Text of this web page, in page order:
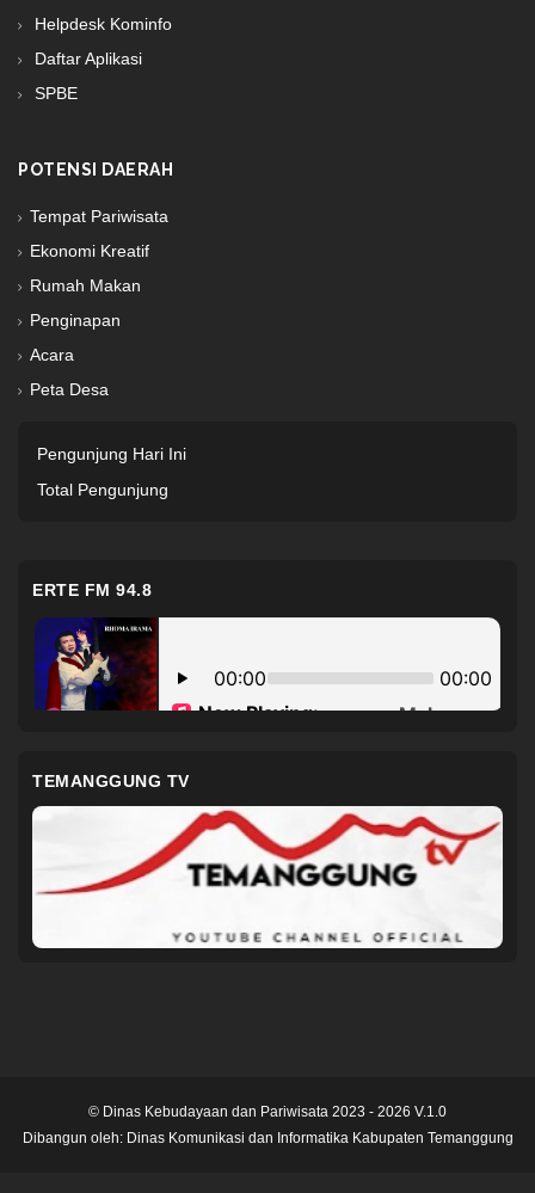
Helpdesk Kominfo
Daftar Aplikasi
SPBE
POTENSI DAERAH
Tempat Pariwisata
Ekonomi Kreatif
Rumah Makan
Penginapan
Acara
Peta Desa
Pengunjung Hari Ini
Total Pengunjung
ERTE FM 94.8
TEMANGGUNG TV
© Dinas Kebudayaan dan Pariwisata 2023 - 2026 V.1.0
Dibangun oleh: Dinas Komunikasi dan Informatika Kabupaten Temanggung